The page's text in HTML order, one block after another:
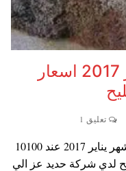
سعر الحديد فى مصر يناير 2017 اسعار
تعليق 1
استقر متوسط اسعار الحديد في مصر شهر يناير 2017 عند 10100
لدي شركة حديد عز الي